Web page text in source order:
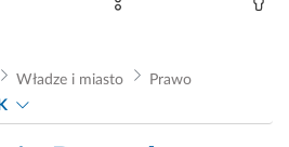
Władze i miasto
Prawo